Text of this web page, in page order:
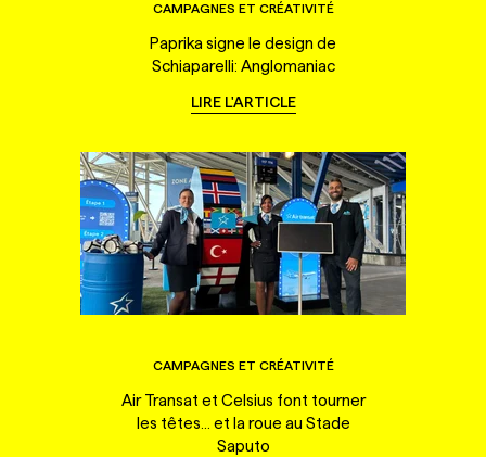
CAMPAGNES ET CRÉATIVITÉ
Paprika signe le design de
Schiaparelli: Anglomaniac
LIRE L'ARTICLE
CAMPAGNES ET CRÉATIVITÉ
Air Transat et Celsius font tourner
les têtes... et la roue au Stade
Saputo